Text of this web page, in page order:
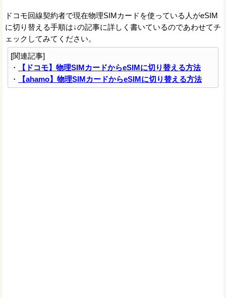
ドコモ回線契約者で現在物理SIMカードを使っている人がeSIM
に切り替える手順は↓の記事に詳しく書いているのであわせてチ
ェックしてみてください。
[関連記事]
・
【ドコモ】物理SIMカードからeSIMに切り替える方法
・
【ahamo】物理SIMカードからeSIMに切り替える方法